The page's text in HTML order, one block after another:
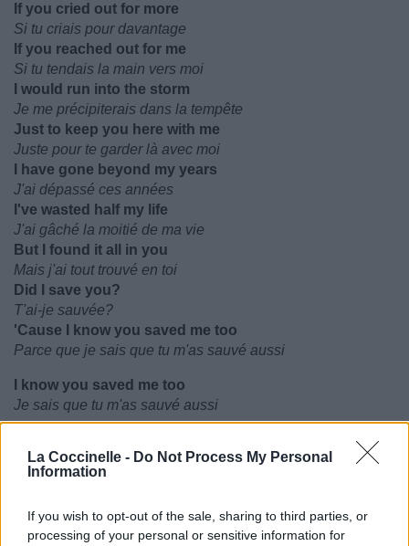
La Coccinelle - Do Not Process My Personal
Information
If you wish to opt-out of the sale, sharing to third parties, or
processing of your personal or sensitive information for
If you cried out for more
Si tu criais pour davantage
If you reached out for me
Si tu tendais la main vers moi
I would run into the storm
Je me précipiterais dans la tempête
Just to keep you here with me
Juste pour te garder là avec moi
I have gone beyond my years
J'ai dépassé ces années
I've wasted half my life
J'ai gâché la moitié de ma vie
But I found it all in you
Mais j'ai tout trouvé en toi
Did I save you?
T'ai-je sauvée?
'Cause I know you saved me too
Parce que je sais que tu m'as sauvé aussi
I know you saved me too
Je sais que tu m'as sauvé aussi